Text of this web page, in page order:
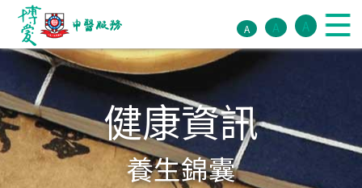
A A A
健康資訊
養生錦囊